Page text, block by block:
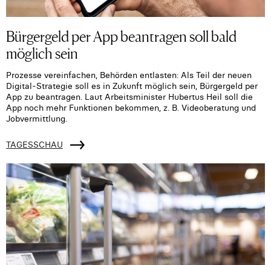
Bürgergeld per App beantragen soll bald
möglich sein
Prozesse vereinfachen, Behörden entlasten: Als Teil der neuen
Digital-Strategie soll es in Zukunft möglich sein, Bürgergeld per
App zu beantragen. Laut Arbeitsminister Hubertus Heil soll die
App noch mehr Funktionen bekommen, z. B. Videoberatung und
Jobvermittlung.
TAGESSCHAU